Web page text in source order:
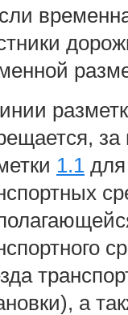
1.1
а